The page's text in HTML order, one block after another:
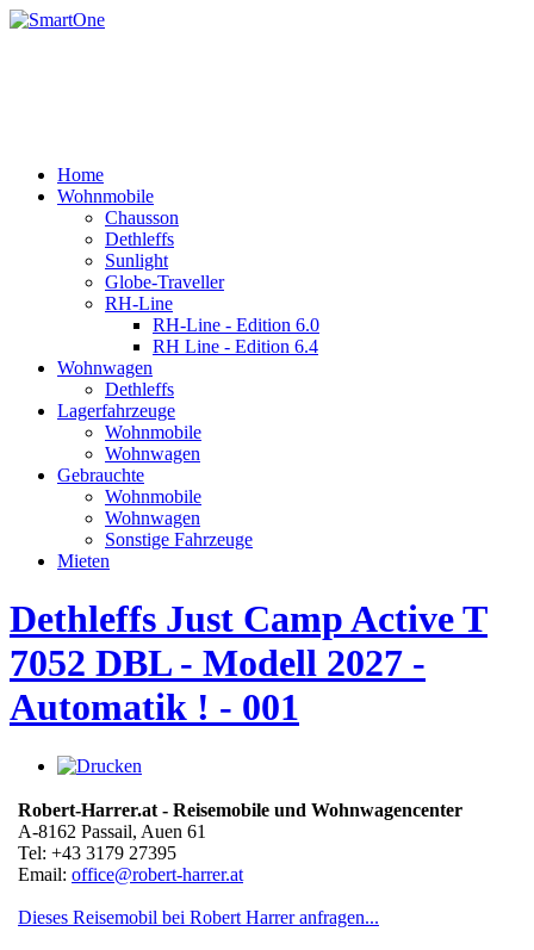
Home
Wohnmobile
Chausson
Dethleffs
Sunlight
Globe-Traveller
RH-Line
RH-Line - Edition 6.0
RH Line - Edition 6.4
Wohnwagen
Dethleffs
Lagerfahrzeuge
Wohnmobile
Wohnwagen
Gebrauchte
Wohnmobile
Wohnwagen
Sonstige Fahrzeuge
Mieten
Dethleffs Just Camp Active T
7052 DBL - Modell 2027 -
Automatik ! - 001
Robert-Harrer.at - Reisemobile und Wohnwagencenter
A-8162 Passail, Auen 61
Tel: +43 3179 27395
Email: office@robert-harrer.at
Dieses Reisemobil bei Robert Harrer anfragen...